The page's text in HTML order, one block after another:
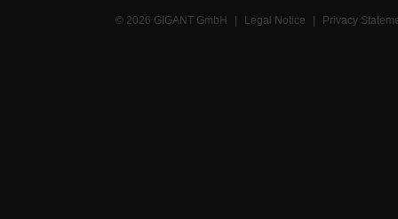
© 2026 GIGANT GmbH | Legal Notice | Privacy